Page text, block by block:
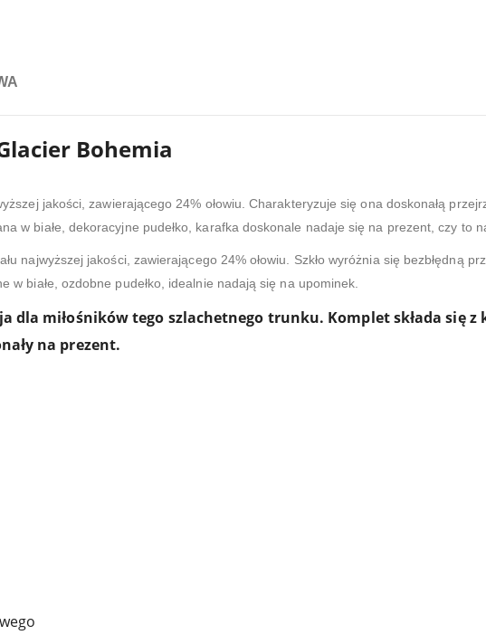
Bohemia
jakości, zawierającego 24% ołowiu. Charakteryzuje się ona doskonałą
w białe, dekoracyjne pudełko, karafka doskonale nadaje się na prezent, czy to
najwyższej jakości, zawierającego 24% ołowiu. Szkło wyróżnia się bezbłędną
białe, ozdobne pudełko, idealnie nadają się na upominek.
dla miłośników tego szlachetnego trunku. Komplet składa się
na prezent.